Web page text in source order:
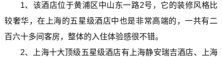
1、该酒店位于黄浦区中山东一路2号，它的装修风格比
较奢华，在上海的五星级酒店中也是非常高端的，一共有二
百六十多间客房，整体的入住体验感很不错。
2、上海十大顶级五星级酒店有上海静安瑞吉酒店、上海